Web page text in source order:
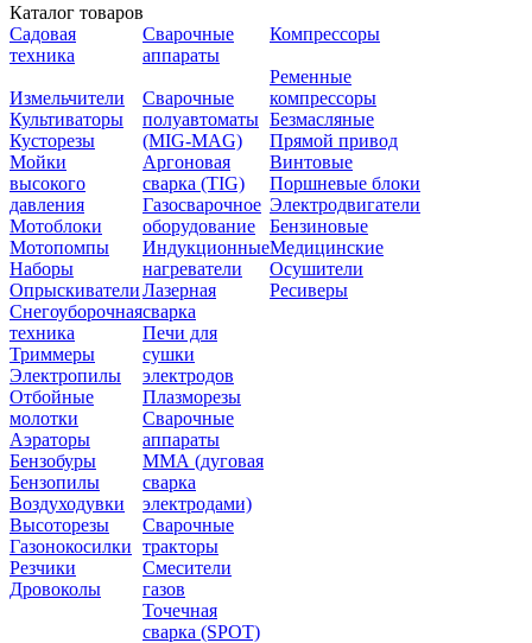
Каталог товаров
Садовая
техника
Измельчители
Культиваторы
Кусторезы
Мойки
высокого
давления
Мотоблоки
Мотопомпы
Наборы
Опрыскиватели
Снегоуборочная
техника
Триммеры
Электропилы
Отбойные
молотки
Аэраторы
Бензобуры
Бензопилы
Воздуходувки
Высоторезы
Газонокосилки
Резчики
Дровоколы
Сварочные
аппараты
Сварочные
полуавтоматы
(MIG-MAG)
Аргоновая
сварка (TIG)
Газосварочное
оборудование
Индукционные
нагреватели
Лазерная
сварка
Печи для
сушки
электродов
Плазморезы
Сварочные
аппараты
ММА (дуговая
сварка
электродами)
Сварочные
тракторы
Смесители
газов
Точечная
сварка (SPOT)
Компрессоры
Ременные
компрессоры
Безмасляные
Прямой привод
Винтовые
Поршневые блоки
Электродвигатели
Бензиновые
Медицинские
Осушители
Ресиверы